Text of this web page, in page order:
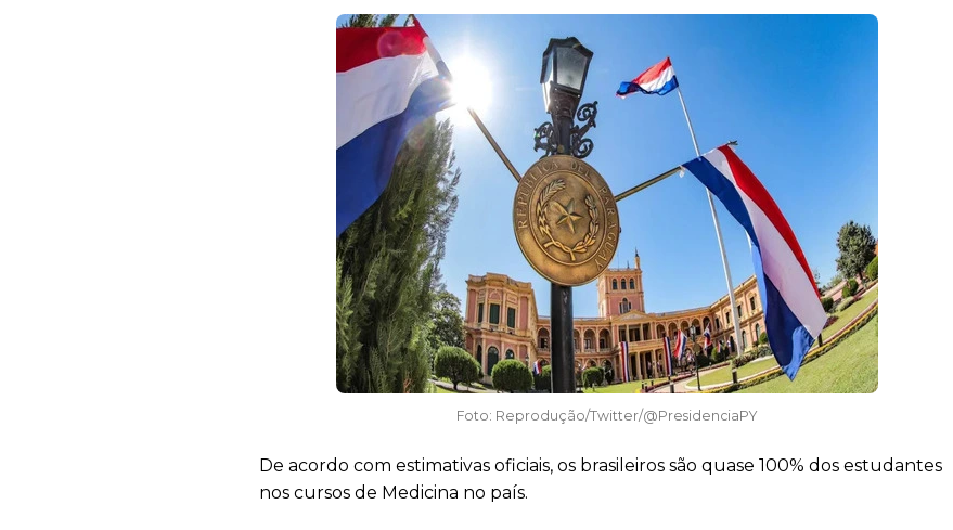
Foto: Reprodução/Twitter/@PresidenciaPY
De acordo com estimativas oficiais, os brasileiros são quase 100% dos estudantes
nos cursos de Medicina no país.